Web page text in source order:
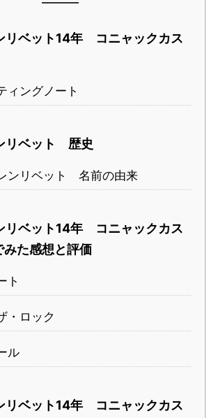
リベット14年 コニャックカス
ィングノート
リベット 歴史
ンリベット 名前の由来
リベット14年 コニャックカス
た感想と評価
ト
・ロック
ル
リベット14年 コニャックカス